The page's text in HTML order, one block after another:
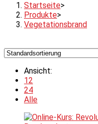
Startseite>
Produkte>
Vegetationsbrand
Ansicht:
12
24
Alle